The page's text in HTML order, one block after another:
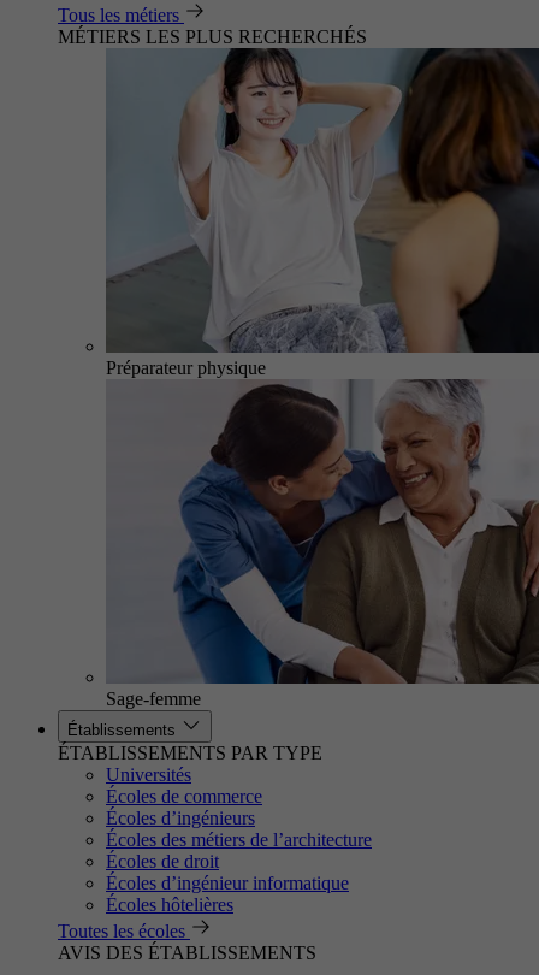
Tous les métiers
MÉTIERS LES PLUS RECHERCHÉS
Préparateur physique
Sage-femme
Établissements
ÉTABLISSEMENTS PAR TYPE
Universités
Écoles de commerce
Écoles d’ingénieurs
Écoles des métiers de l’architecture
Écoles de droit
Écoles d’ingénieur informatique
Écoles hôtelières
Toutes les écoles
AVIS DES ÉTABLISSEMENTS